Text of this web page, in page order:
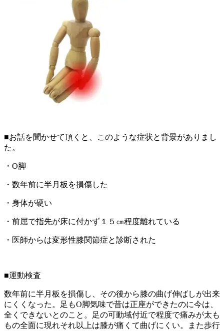
■お話を聞かせて頂くと、このような症状と背景がありまし
た。
・O脚
・数年前に半月板を損傷した
・身体が硬い
・前屈で指先が床に付かず１５㎝程度離れている
・医師からは変形性膝関節症と診断された
■運動検査
数年前に半月板を損傷し、その後から膝の曲げ伸ばしが出来
にくくなった。足もO脚気味で昔は正座ができたのに今は、
全くできないとのこと。 足の可動域付近で程度で痛みが太も
もの全面に現れそれ以上は膝が痛くて曲げにくい。また歩行